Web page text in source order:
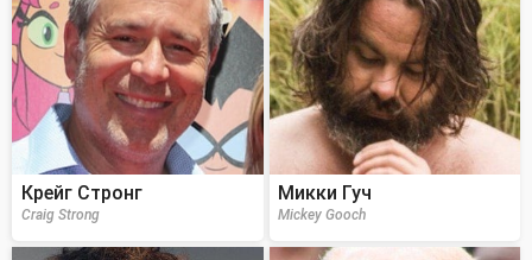
Крейг Стронг
Craig Strong
Микки Гуч
Mickey Gooch